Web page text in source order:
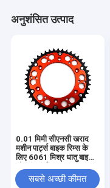
अनुशंसित उत्पाद
0.01 मिमी सीएनसी खराद
मशीन पार्ट्स बाइक रिम्स के
लिए 6061 मिश्र धातु बाइक
सबसे अच्छी कीमत